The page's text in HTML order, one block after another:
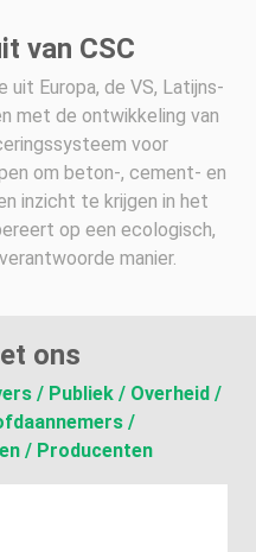
van CSC
Europa, de VS, Latijns-
met de ontwikkeling van
voor
om beton-, cement- en
inzicht te krijgen in het
op een ecologisch,
manier.
ons
/ Publiek / Overheid /
/
/ Producenten